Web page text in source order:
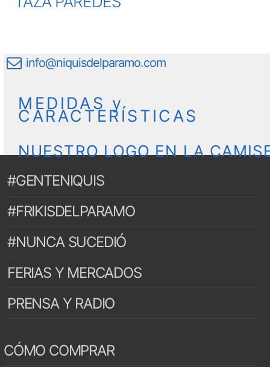
info@niquisdelparamo.com
MEDIDAS y
CARACTERÍSTICAS
NUESTRO LOGO EN LA
#GENTENIQUIS
#FRIKISDELPARAMO
#NUNCA SUCEDIÓ
FERIAS Y MERCADOS
PRENSA Y RADIO
CÓMO COMPRAR